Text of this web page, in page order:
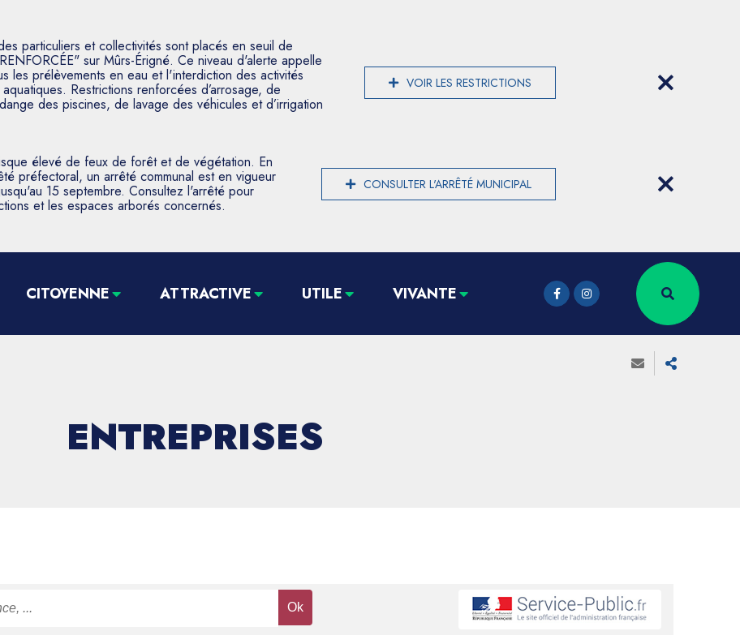
particuliers et collectivités sont placés en seuil de
sur Mûrs-Érigné. Ce niveau d'alerte appelle
les prélèvements en eau et l'interdiction des activités
Restrictions renforcées d’arrosage, de
des piscines, de lavage des véhicules et d’irrigation
VOIR LES RESTRICTIONS
élevé de feux de forêt et de végétation. En
préfectoral, un arrêté communal est en vigueur
15 septembre. Consultez l'arrêté pour
et les espaces arborés concernés.
CONSULTER L'ARRÊTÉ MUNICIPAL
CITOYENNE ATTRACTIVE UTILE VIVANTE
ENTREPRISES